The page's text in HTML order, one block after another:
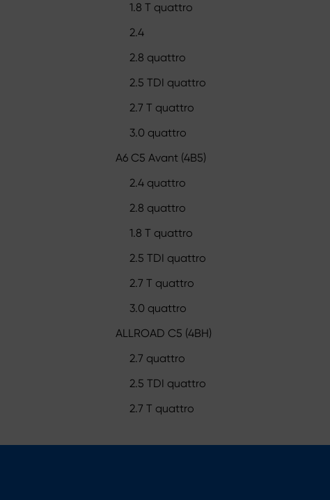
1.8 T quattro
2.4
2.8 quattro
2.5 TDI quattro
2.7 T quattro
3.0 quattro
A6 C5 Avant (4B5)
2.4 quattro
2.8 quattro
1.8 T quattro
2.5 TDI quattro
2.7 T quattro
3.0 quattro
ALLROAD C5 (4BH)
2.7 quattro
2.5 TDI quattro
2.7 T quattro